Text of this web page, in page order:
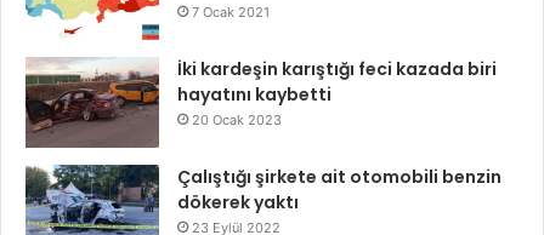
7 Ocak 2021
İki kardeşin karıştığı feci kazada biri
hayatını kaybetti
20 Ocak 2023
Çalıştığı şirkete ait otomobili benzin
dökerek yaktı
23 Eylül 2022